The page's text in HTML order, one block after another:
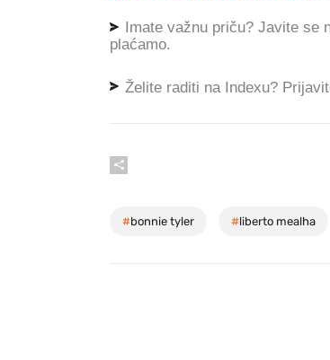
Imate važnu priču? Javite se
plaćamo.
Želite raditi na Indexu?
#bonnie tyler #liberto mealha